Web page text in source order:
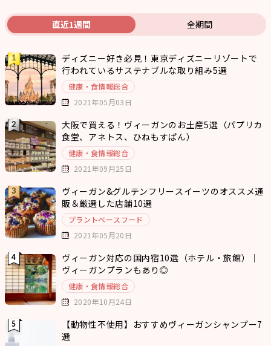
直近1週間 全期間
ディズニー好き必見！東京ディズニーリゾートで
行われているサステナブルな取り組み5選
健康・食情報総合
2021年05月03日
大阪で買える！ヴィーガンのお土産5選（パプリカ
食堂、アネトス、ひねもすぱん）
健康・食情報総合
2021年09月25日
ヴィーガン&グルテンフリースイーツのオススメ通
販＆厳選した店舗10選
プラントベースフード
2021年05月20日
ヴィーガン対応の国内宿10選（ホテル・旅館）｜
ヴィーガンプランもあり◎
健康・食情報総合
2020年10月24日
【動物性不使用】おすすめヴィーガンシャンプー7
選